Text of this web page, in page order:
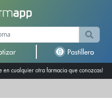
en cualquier otra farmacia que conozcas!